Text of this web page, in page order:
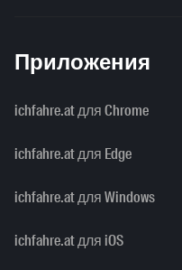
Приложения
ichfahre.at для Chrome
ichfahre.at для Edge
ichfahre.at для Windows
ichfahre.at для iOS